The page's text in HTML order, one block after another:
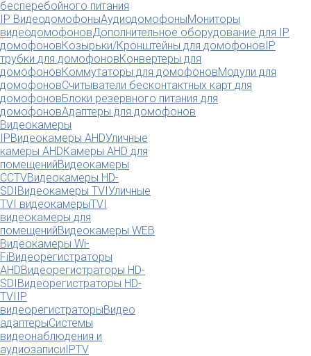
бесперебойного питания
IP ВидеодомофоныАудиодомофоныМониторы
видеодомофоновДополнительное оборудование для IP
домофоновКозырьки/Кронштейны для домофоновIP
трубки для домофоновКонвертеры для
домофоновКоммутаторы для домофоновМодули для
домофоновСчитыватели бесконтактных карт для
домофоновБлоки резервного питания для
домофоновАдаптеры для домофонов
Видеокамеры
IPВидеокамеры AHDУличные
камеры AHDКамеры AHD для
помещенийВидеокамеры
CCTVВидеокамеры HD-
SDIВидеокамеры TVIУличные
TVI видеокамерыTVI
видеокамеры для
помещенийВидеокамеры WEB
Видеокамеры Wi-
FiВидеорегистраторы
AHDВидеорегистраторы HD-
SDIВидеорегистраторы HD-
TVI IP
видеорегистраторыВидео
адаптерыСистемы
видеонаблюдения и
аудиозаписиIPTV